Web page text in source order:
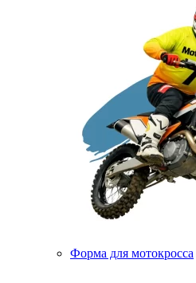
Форма для мотокросса